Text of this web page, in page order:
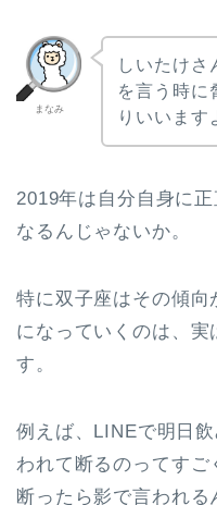
まなみ
しいたけさ
を言う時に
りいいます
2019年は自分自身に
なるんじゃないか。
特に双子座はその傾向
になっていくのは、実
す。
例えば、LINEで明日
われて断るのってすご
断ったら影で言われる